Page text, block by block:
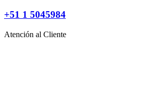
+51 1 5045984
Atención al Cliente